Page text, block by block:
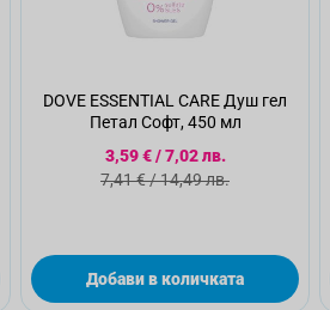
DOVE ESSENTIAL CARE Душ гел
Петал Софт, 450 мл
Специална цена
3,59 €/7,02 лв.
Стандартна цена
7,41 €/14,49 лв.
Добави в количката